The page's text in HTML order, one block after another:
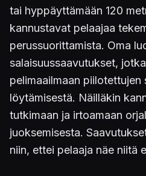
tai hyppäyttämään 120
kannustavat pelaajaa
perussuorittamista. Oma
salaisuussaavutukset,
pelimaailmaan piilotettujen
löytämisestä. Näilläkin
tutkimaan ja irtoamaan
juoksemisesta.
niin, ettei pelaaja näe niitä